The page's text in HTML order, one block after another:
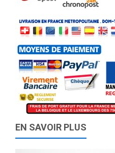
EN SAVOIR PLUS